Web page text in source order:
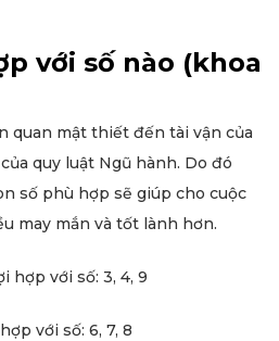
với số nào (khoa
quan mật thiết đến tài vận của
quy luật Ngũ hành. Do đó
số phù hợp sẽ giúp cho cuộc
may mắn và tốt lành hơn.
hợp với số: 3, 4, 9
với số: 6, 7, 8